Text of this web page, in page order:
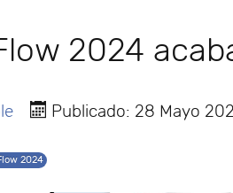
2024
Publicado: 28 Mayo
2024